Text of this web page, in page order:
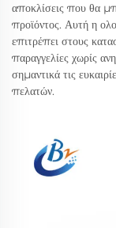
αποκλίσεις που θα
προϊόντος. Αυτή η
επιτρέπει στους
παραγγελίες χωρίς
σημαντικά τις
πελατών.